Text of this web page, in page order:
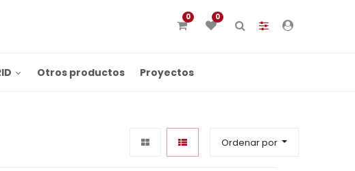
0 0
Otros productos Proyectos
Ordenar por